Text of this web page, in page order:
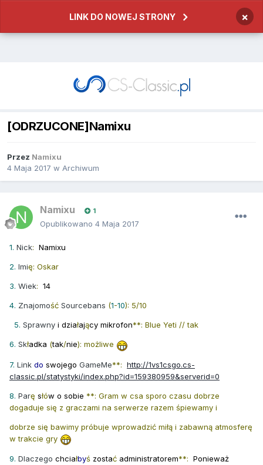
LINK DO NOWEJ STRONY ×
[ODRZUCONE]Namixu
Przez Namixu
4 Maja 2017 w Archiwum
Namixu 1
Opublikowano 4 Maja 2017
1. Nick: Namixu
2. Imię: Oskar
3. Wiek: 14
4. Znajomość Sourcebans (1-10): 5/10
5. Sprawny i działający mikrofon**: Blue Yeti // tak
6. Składka (tak/nie): możliwe
7. Link do swojego GameMe**: http://1vs1csgo.cs-
classic.pl/statystyki/index.php?id=159380959&serverid=0
8. Parę słów o sobie **: Gram w csa sporo czasu dobrze
dogaduje się z graczami na serwerze razem śpiewamy i
dobrze się bawimy próbuje wprowadzić miłą i zabawną atmosferę
w trakcie gry
9. Dlaczego chciałbyś zostać administratorem**: Ponieważ